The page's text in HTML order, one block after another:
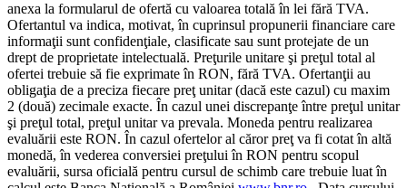
anexa la formularul de ofertă cu valoarea totală în lei fără TVA.
Ofertantul va indica, motivat, în cuprinsul propunerii financiare care
informaţii sunt confidenţiale, clasificate sau sunt protejate de un
drept de proprietate intelectuală. Preţurile unitare şi preţul total al
ofertei trebuie să fie exprimate în RON, fără TVA. Ofertanţii au
obligaţia de a preciza fiecare preţ unitar (dacă este cazul) cu maxim
2 (două) zecimale exacte. În cazul unei discrepanţe între preţul unitar
şi preţul total, preţul unitar va prevala. Moneda pentru realizarea
evaluării este RON. În cazul ofertelor al căror preţ va fi cotat în altă
monedă, în vederea conversiei preţului în RON pentru scopul
evaluării, sursa oficială pentru cursul de schimb care trebuie luat în